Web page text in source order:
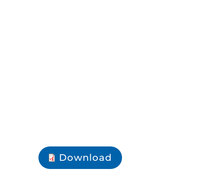
Download